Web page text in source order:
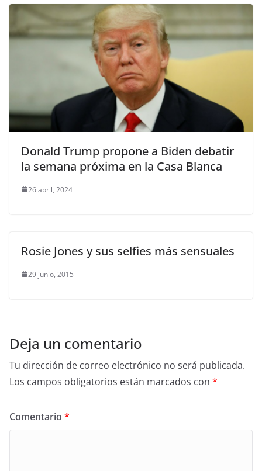
Donald Trump propone a Biden debatir
la semana próxima en la Casa Blanca
26 abril, 2024
Rosie Jones y sus selfies más sensuales
29 junio, 2015
Deja un comentario
Tu dirección de correo electrónico no será publicada.
Los campos obligatorios están marcados con *
Comentario *